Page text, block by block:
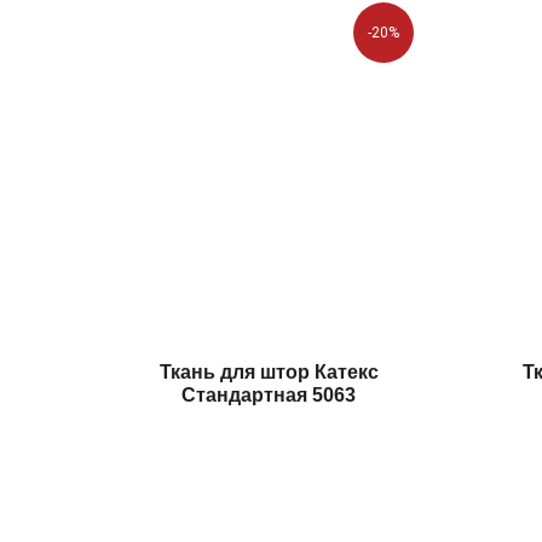
-20%
Ткань для штор Катекс
Стандартная 5063